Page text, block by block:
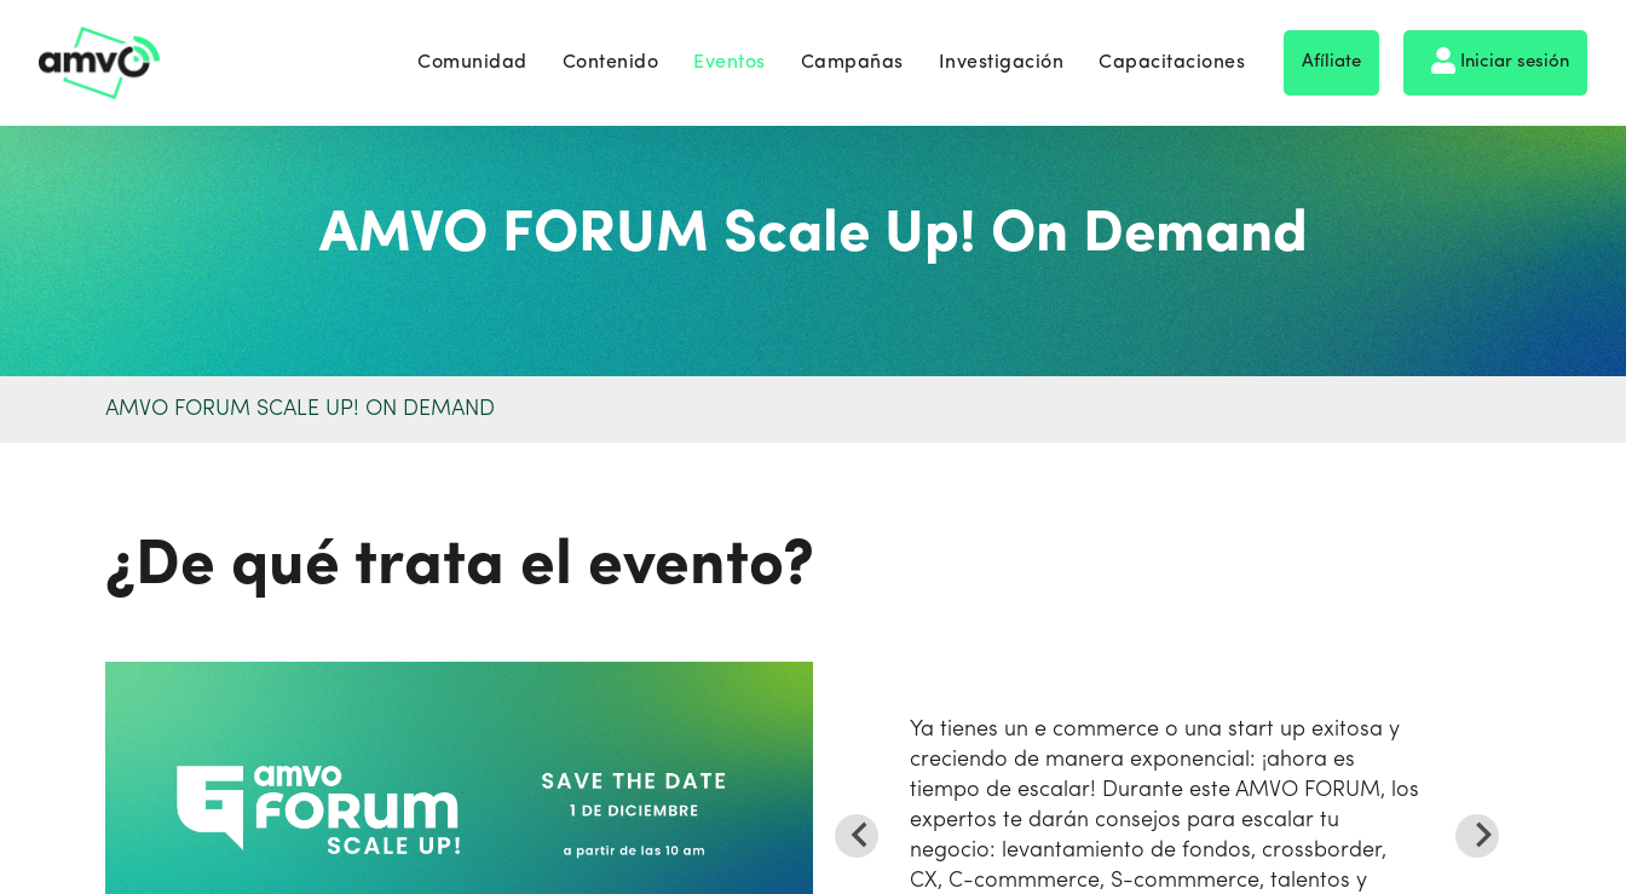
Comunidad Contenido Eventos Campañas Investigación Capacitaciones Afíliate Iniciar sesión
AMVO FORUM Scale Up! On Demand
AMVO FORUM SCALE UP! ON DEMAND
¿De qué trata el evento?
Ya tienes un e commerce o una start up exitosa y
creciendo de manera exponencial: ¡ahora es
tiempo de escalar! Durante este AMVO FORUM, los
expertos te darán consejos para escalar tu
negocio: levantamiento de fondos, crossborder,
CX, C-commmerce, S-commmerce, talentos y